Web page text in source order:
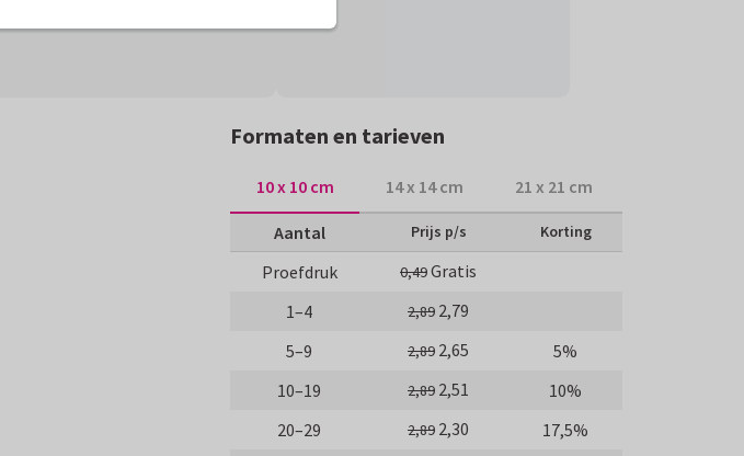
Formaten en tarieven
10 x 10 cm 14 x 14 cm 21 x 21 cm
Aantal Prijs p/s Korting
Proefdruk 0,49Gratis
1–4
2,89 2,79
5–9
2,89 2,65
5%
10–19
2,89 2,51
10%
20–29
2,89 2,30
17,5%